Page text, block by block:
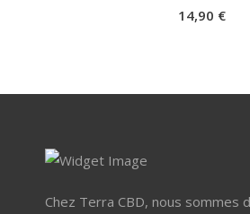
14,90 €
Chez Terra CBD, nous sommes